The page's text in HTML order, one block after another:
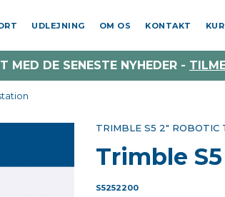
UDLEJNING OM OS KONTAKT
MED DE SENESTE NYHEDER -
TRIMBLE S5 2" ROBOTIC
Trimble
S5252200